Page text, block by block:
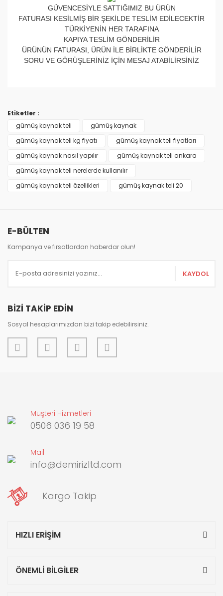
GÜVENCESİYLE SATTIĞIMIZ BU ÜRÜN
FATURASI KESİLMİŞ BİR ŞEKİLDE TESLİM EDİLECEKTİR
TÜRKİYENİN HER TARAFINA
KAPIYA TESLİM GÖNDERİLİR
ÜRÜNÜN FATURASI, ÜRÜN İLE BİRLİKTE GÖNDERİLİR
SORU VE GÖRÜŞLERİNİZ İÇİN MESAJ ATABİLİRSİNİZ
Yorum Yaz
formunu kullanarak tarafımıza iletebilirsiniz.
Ürün resmi kalitesiz, bozuk veya görüntülenemiyor.
Ürün açıklamasında eksik bilgiler bulunuyor.
Ürün bilgilerinde hatalar bulunuyor.
Ürün fiyatı diğer sitelerden daha pahalı.
Etiketler :
gümüş kaynak teli
gümüş kaynak
gümüş kaynak teli kg fiyatı
gümüş kaynak teli fiyatları
gümüş kaynak nasıl yapılır
gümüş kaynak teli ankara
gümüş kaynak teli nerelerde kullanılır
gümüş kaynak teli özellikleri
gümüş kaynak teli 20
E-BÜLTEN
Kampanya ve fırsatlardan haberdar olun!
KAYDOL
BİZİ TAKİP EDİN
Sosyal hesaplarımızdan bizi takip edebilirsiniz.
Müşteri Hizmetleri
0506 036 19 58
Mail
info@demirizltd.com
Kargo Takip
HIZLI ERİŞİM
ÖNEMLİ BİLGİLER